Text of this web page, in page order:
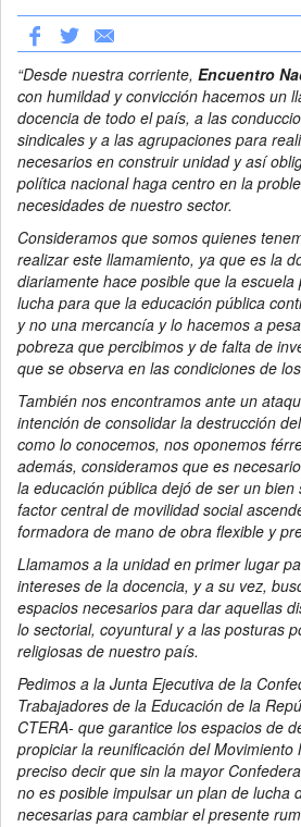
“Desde nuestra corriente, Encuentro
con humildad y convicción hacemos un
docencia de todo el país, a las
sindicales y a las agrupaciones para
necesarios en construir unidad y así
política nacional haga centro en la
necesidades de nuestro sector.
Consideramos que somos quienes
realizar este llamamiento, ya que es la
diariamente hace posible que la
lucha para que la educación pública
y no una mercancía y lo hacemos a
pobreza que percibimos y de falta de
que se observa en las condiciones de
También nos encontramos ante un
intención de consolidar la destrucción
como lo conocemos, nos oponemos
además, consideramos que es
la educación pública dejó de ser un
factor central de movilidad social
formadora de mano de obra flexible y
Llamamos a la unidad en primer lugar
intereses de la docencia, y a su vez,
espacios necesarios para dar aquellas
lo sectorial, coyuntural y a las posturas
religiosas de nuestro país.
Pedimos a la Junta Ejecutiva de la
Trabajadores de la Educación de la
CTERA- que garantice los espacios de
propiciar la reunificación del Movimiento
preciso decir que sin la mayor
no es posible impulsar un plan de lucha
necesarias para cambiar el presente